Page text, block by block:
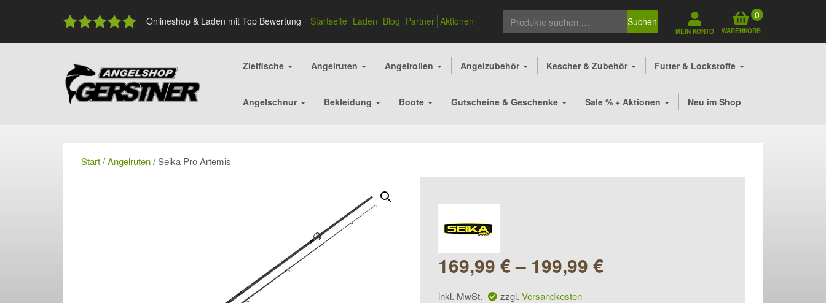
Onlineshop & Laden mit Top Bewertung Startseite Laden Blog Partner Aktionen
nach:
Suchen
MEIN KONTO
0
WARENKORB
Zielfische Angelruten Angelrollen Angelzubehör Kescher & Zubehör Futter & Lockstoffe
Angelschnur Bekleidung Boote Gutscheine & Geschenke Sale % + Aktionen Neu im Shop
Start/Angelruten/ Seika Pro Artemis
169,99 €– 199,99 €
inkl. MwSt. zzgl. Versandkosten